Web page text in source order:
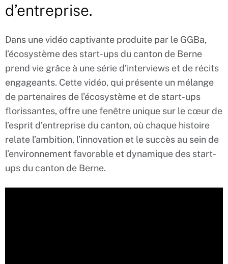
d’entreprise.
Dans une vidéo captivante produite par le GGBa,
l’écosystème des start-ups du canton de Berne
prend vie grâce à une série d’interviews et de récits
engageants. Cette vidéo, qui présente un mélange
de partenaires de l’écosystème et de start-ups
florissantes, offre une fenêtre unique sur le cœur de
l’esprit d’entreprise du canton, où chaque histoire
relate l’ambition, l’innovation et le succès au sein de
l’environnement favorable et dynamique des start-
ups du canton de Berne.